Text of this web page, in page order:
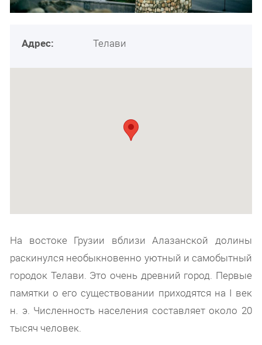
Адрес: Телави
На востоке Грузии вблизи Алазанской долины
раскинулся необыкновенно уютный и самобытный
городок Телави. Это очень древний город. Первые
памятки о его существовании приходятся на I век
н. э. Численность населения составляет около 20
тысяч человек.